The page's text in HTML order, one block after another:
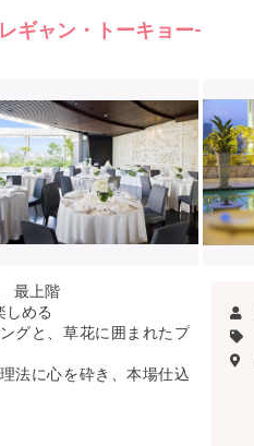
ギャン・トーキョー-
最上階
しめる
グと、草花に囲まれたプ
法に心を砕き、本場仕込